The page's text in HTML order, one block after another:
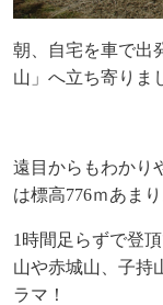
朝、自宅を車で出
山」へ立ち寄りま
遠目からもわかり
は標高776ｍあまり
1 時間足らずで登
山や赤城山、 子持
ラマ！